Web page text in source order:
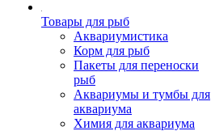
Товары для рыб
Аквариумистика
Корм для рыб
Пакеты для переноски
рыб
Аквариумы и тумбы для
аквариума
Химия для аквариума